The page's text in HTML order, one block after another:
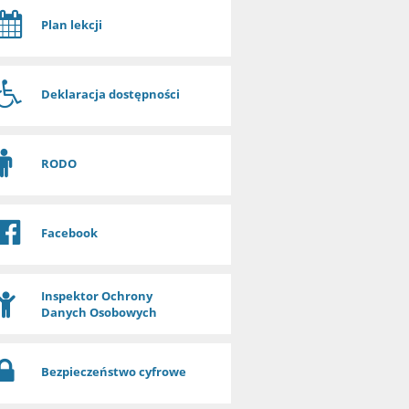
Plan lekcji
Deklaracja dostępności
RODO
Facebook
Inspektor Ochrony
Danych Osobowych
Bezpieczeństwo cyfrowe